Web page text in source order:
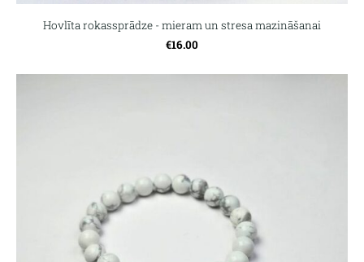
Hovlīta rokassprādze - mieram un stresa mazināšanai
€16.00